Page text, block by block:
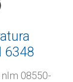
6348
nlm 08550-